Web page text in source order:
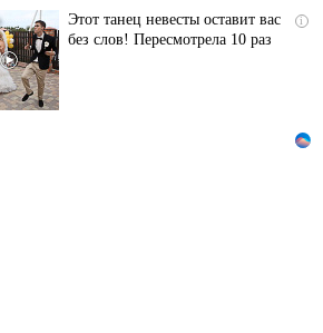
i
Этот танец невесты оставит вас
без слов! Пересмотрела 10 раз